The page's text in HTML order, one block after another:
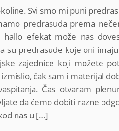
Svi smo mi puni
predrasuda prema
hallo efekat može nas
su predrasude koje oni
zajednice koji možete
čak sam i materijal
Čas otvaram
da ćemo dobiti razne
nas u […]